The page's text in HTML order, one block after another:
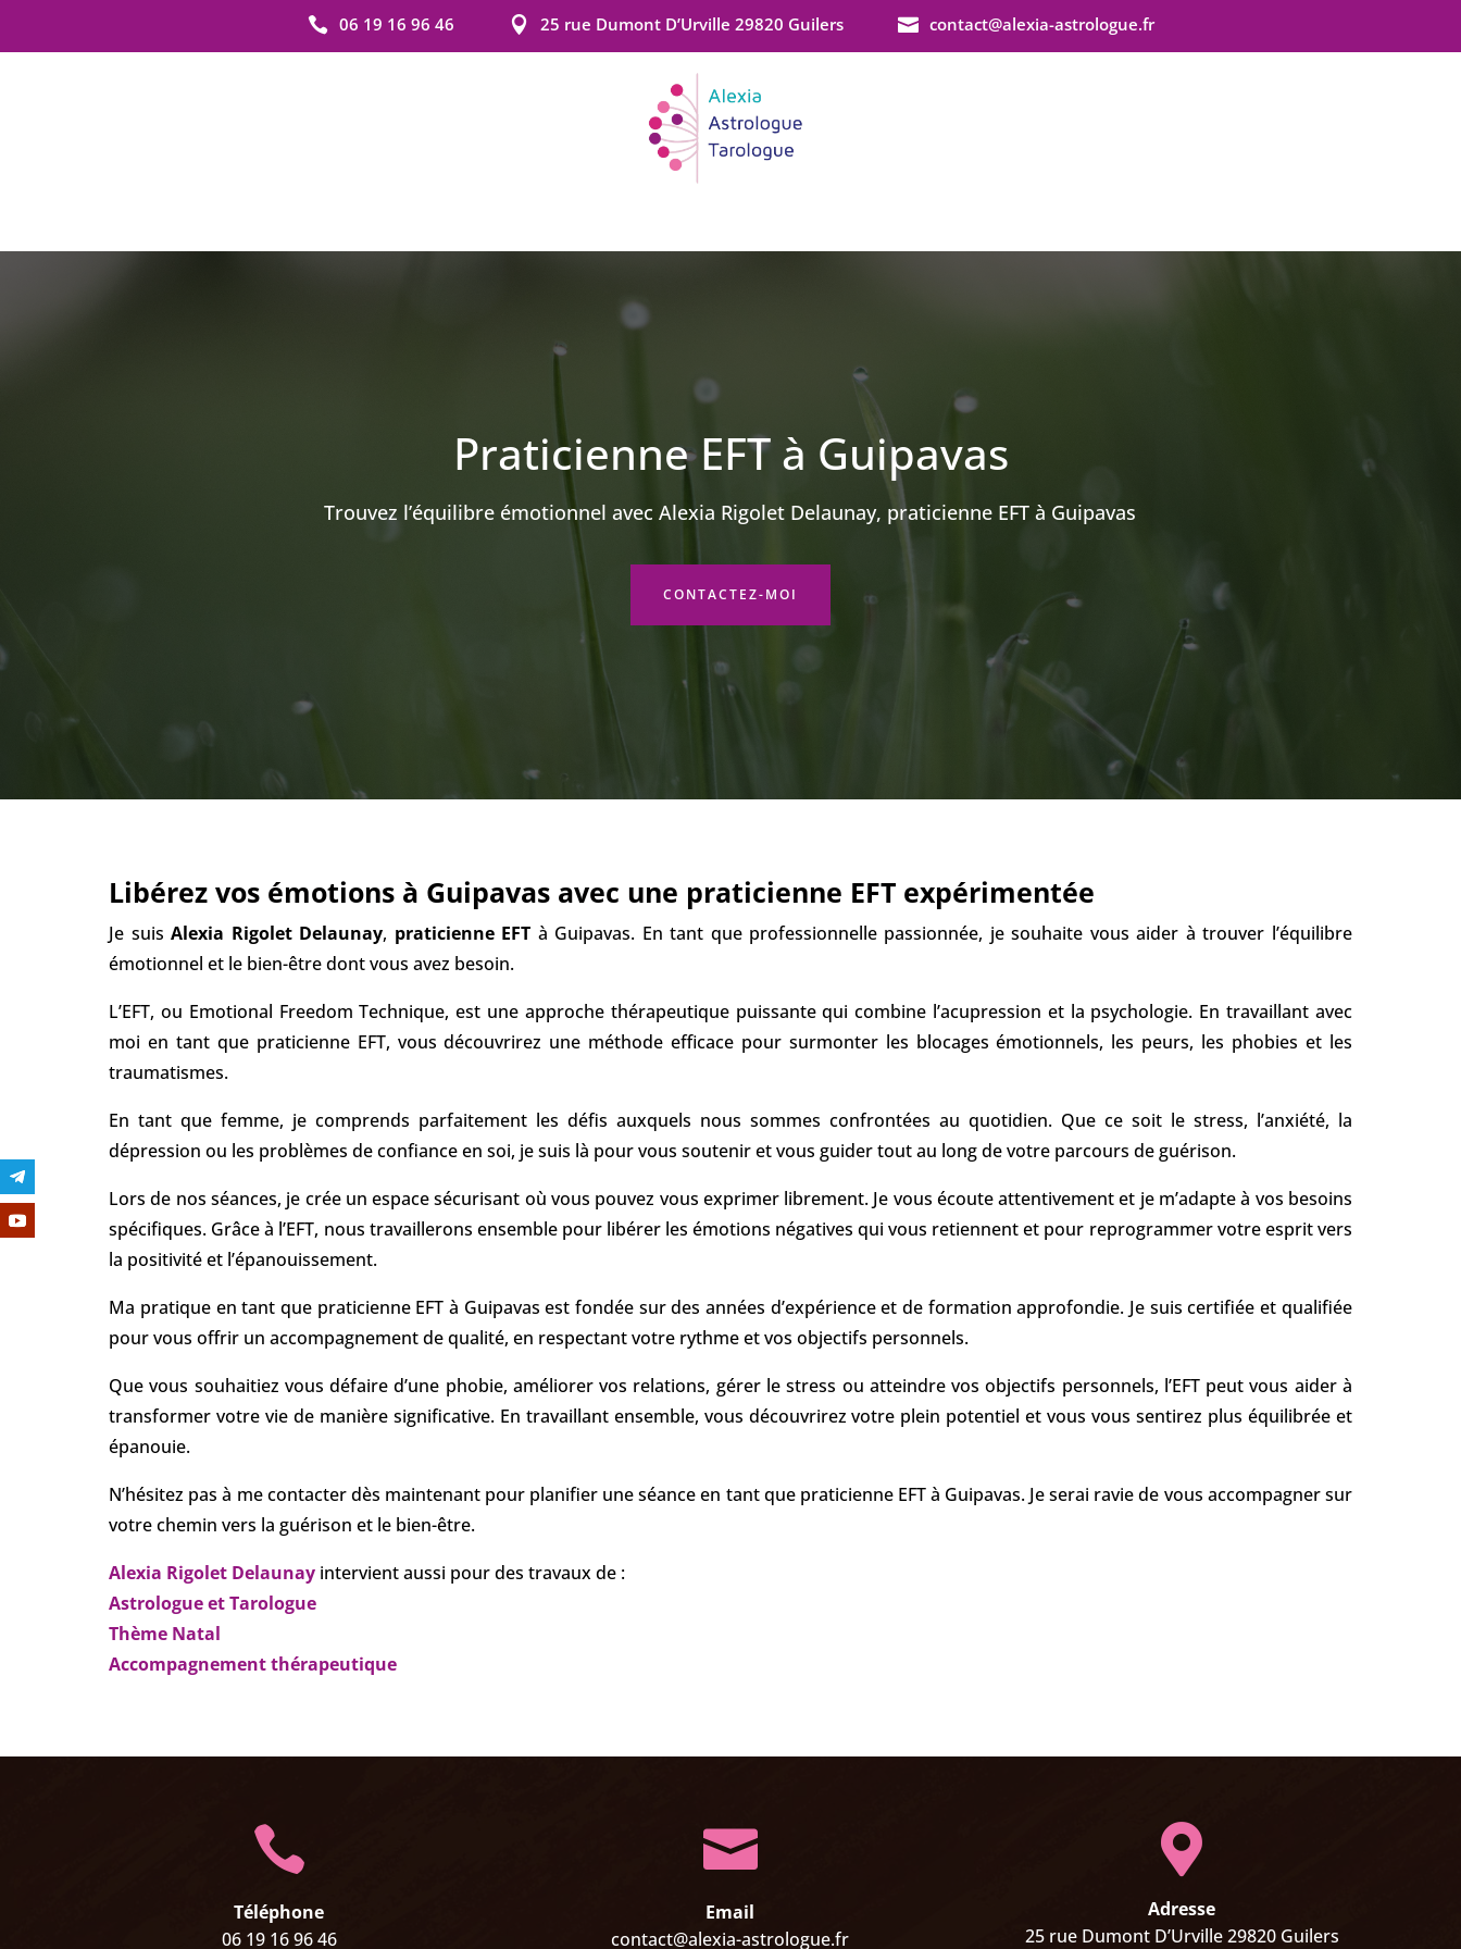
 06 19 16 96 46  25 rue Dumont D’Urville 29820 Guilers  contact@alexia-astrologue.fr
Praticienne EFT à Guipavas
Trouvez l’équilibre émotionnel avec Alexia Rigolet Delaunay, praticienne EFT à Guipavas
CONTACTEZ-MOI
Libérez vos émotions à Guipavas avec une praticienne EFT expérimentée
Je suisAlexia Rigolet Delaunay, praticienne EFT à Guipavas. En tant que professionnelle passionnée, je souhaite vous aider à trouver l’équilibre
émotionnel et le bien-être dont vous avez besoin.
L’EFT, ou Emotional Freedom Technique, est une approche thérapeutique puissante qui combine l’acupression et la psychologie. En travaillant avec
moi en tant que praticienne EFT, vous découvrirez une méthode efficace pour surmonter les blocages émotionnels, les peurs, les phobies et les
traumatismes.
En tant que femme, je comprends parfaitement les défis auxquels nous sommes confrontées au quotidien. Que ce soit le stress, l’anxiété, la
dépression ou les problèmes de confiance en soi, je suis là pour vous soutenir et vous guider tout au long de votre parcours de guérison.
Lors de nos séances, je crée un espace sécurisant où vous pouvez vous exprimer librement. Je vous écoute attentivement et je m’adapte à vos besoins
spécifiques. Grâce à l’EFT, nous travaillerons ensemble pour libérer les émotions négatives qui vous retiennent et pour reprogrammer votre esprit vers
la positivité et l’épanouissement.
Ma pratique en tant que praticienne EFT à Guipavas est fondée sur des années d’expérience et de formation approfondie. Je suis certifiée et qualifiée
pour vous offrir un accompagnement de qualité, en respectant votre rythme et vos objectifs personnels.
Que vous souhaitiez vous défaire d’une phobie, améliorer vos relations, gérer le stress ou atteindre vos objectifs personnels, l’EFT peut vous aider à
transformer votre vie de manière significative. En travaillant ensemble, vous découvrirez votre plein potentiel et vous vous sentirez plus équilibrée et
épanouie.
N’hésitez pas à me contacter dès maintenant pour planifier une séance en tant que praticienne EFT à Guipavas. Je serai ravie de vous accompagner sur
votre chemin vers la guérison et le bien-être.
Alexia Rigolet Delaunay intervientaussi pour des travaux de :
Astrologue et Tarologue
Thème Natal
Accompagnement thérapeutique

Téléphone
06 19 169646

Email
contact@alexia-astrologue.fr

Adresse
25 rue Dumont D’Urville 29820 Guilers